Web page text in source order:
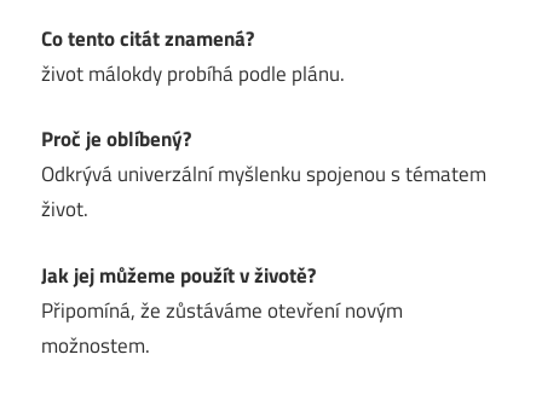
Co tento citát znamená?
život málokdy probíhá podle plánu.
Proč je oblíbený?
Odkrývá univerzální myšlenku spojenou s tématem
život.
Jak jej můžeme použít v životě?
Připomíná, že zůstáváme otevření novým
možnostem.